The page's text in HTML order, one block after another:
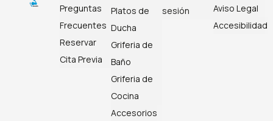
Preguntas
Frecuentes
Reservar
Cita Previa
Platos de
Ducha
Griferia de
Baño
Griferia de
Cocina
Accesorios
sesión
Aviso Legal
Accesibilidad